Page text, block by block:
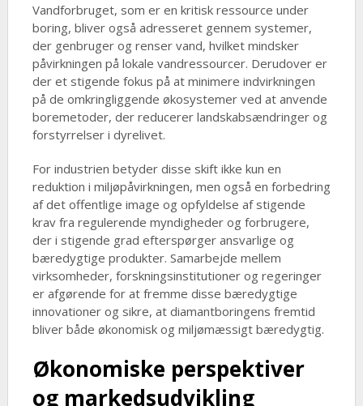
Vandforbruget, som er en kritisk ressource under
boring, bliver også adresseret gennem systemer,
der genbruger og renser vand, hvilket mindsker
påvirkningen på lokale vandressourcer. Derudover er
der et stigende fokus på at minimere indvirkningen
på de omkringliggende økosystemer ved at anvende
boremetoder, der reducerer landskabsændringer og
forstyrrelser i dyrelivet.
For industrien betyder disse skift ikke kun en
reduktion i miljøpåvirkningen, men også en forbedring
af det offentlige image og opfyldelse af stigende
krav fra regulerende myndigheder og forbrugere,
der i stigende grad efterspørger ansvarlige og
bæredygtige produkter. Samarbejde mellem
virksomheder, forskningsinstitutioner og regeringer
er afgørende for at fremme disse bæredygtige
innovationer og sikre, at diamantboringens fremtid
bliver både økonomisk og miljømæssigt bæredygtig.
Økonomiske perspektiver
og markedsudvikling